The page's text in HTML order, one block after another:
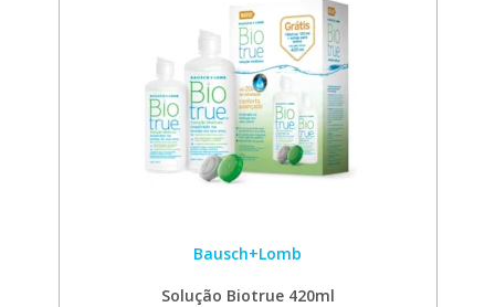
Bausch+Lomb
Solução Biotrue 420ml